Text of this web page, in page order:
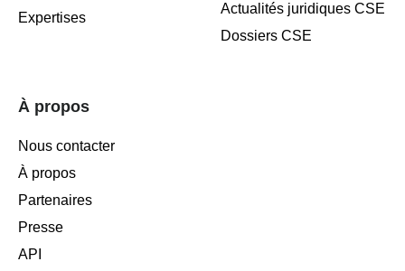
Expertises
Actualités juridiques CSE
Dossiers CSE
À propos
Nous contacter
À propos
Partenaires
Presse
API